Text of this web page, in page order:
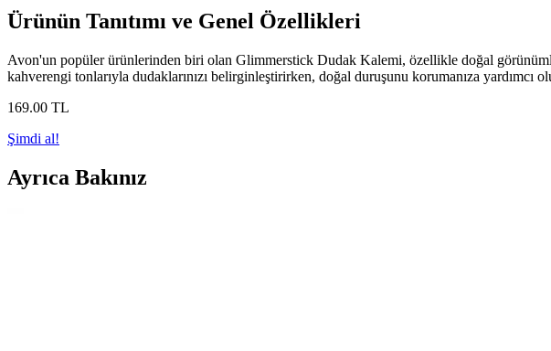
Ürünün Tanıtımı ve Genel Özellikleri
Avon'un popüler ürünlerinden biri olan Glimmerstick Dudak Kalemi, özellikle doğal
kahverengi tonlarıyla dudaklarınızı belirginleştirirken, doğal duruşunu korumanıza
169.00 TL
Şimdi al!
Ayrıca Bakınız
Beyaz gövdeli ve bej uçlu dudak kalemlerinin markasını bulmak için renk kodu çıkarma,